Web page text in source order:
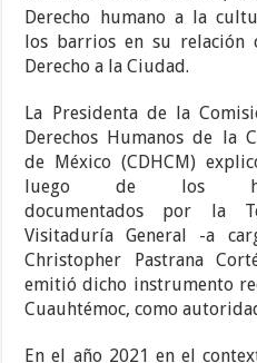
Derecho humano a la
los barrios en su relación
Derecho a la Ciudad.
La Presidenta de la
Derechos Humanos de la
de México (CDHCM)
luego de los
documentados por la
Visitaduría General -a
Christopher Pastrana
emitió dicho instrumento
Cuauhtémoc, como
En el año 2021 en el